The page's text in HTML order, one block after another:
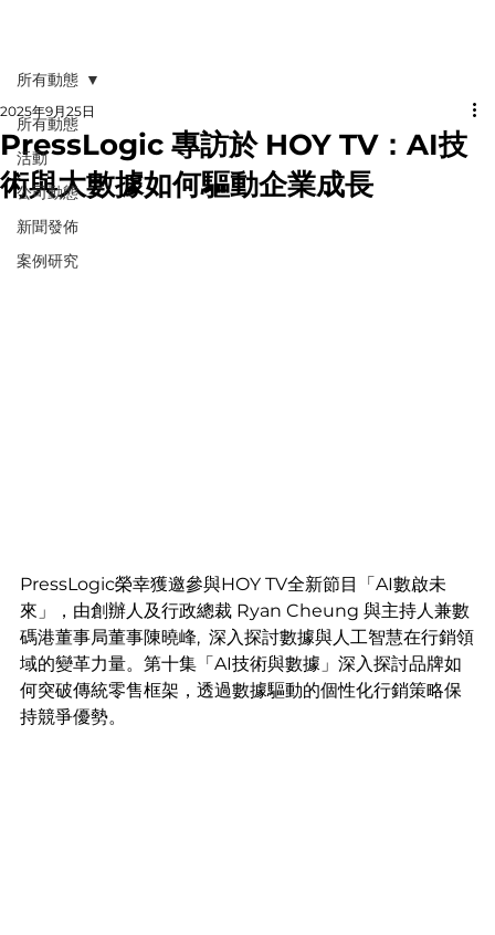
所有動態
活動
公司動態
新聞發佈
案例研究
所有動態
PressLogic 專訪於 HOY TV：AI技
術與大數據如何驅動企業成長
2025年9月25日
PressLogic榮幸獲邀參與HOY TV全新節目「AI數啟未
來」，由創辦人及行政總裁 Ryan Cheung 與主持人兼數
碼港董事局董事陳曉峰,  深入探討數據與人工智慧在行銷領
域的變革力量。第十集「AI技術與數據」深入探討品牌如
何突破傳統零售框架，透過數據驅動的個性化行銷策略保
持競爭優勢。